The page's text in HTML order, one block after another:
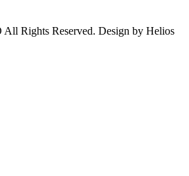
Rights Reserved. Design by Helios